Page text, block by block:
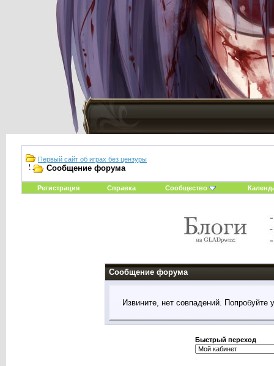
Первый сайт об играх без цензуры
Сообщение форума
Регистрация Справка Сообщество
Сообщение форума
Извините, нет совпадений. Попробуйте
Быстрый переход